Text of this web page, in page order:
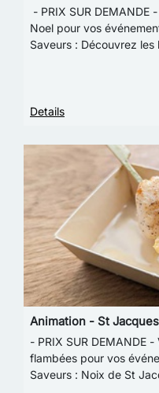
- PRIX SUR DEMANDE
Noel pour vos
Saveurs : Découvrez les
Details
Animation - St
- PRIX SUR DEMANDE
flambées pour vos
Saveurs : Noix de St